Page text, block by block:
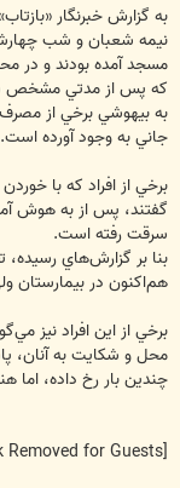
به گزارش خبرنگار
نيمه شعبان و شب
مسجد آمده بودند و در
كه پس از مدتي مشخص
به بيهوشي برخي از
جاني به وجود آورده است.
برخي از افراد كه با
گفتند، پس از به هوش
سرقت رفته است.
بنا بر گزارش‌هاي رسيده،
هم‌اكنون در
برخي از اين افراد نيز
محل و شكايت به آنان،
چندين بار رخ داده، اما
[External Link Removed for Guests]